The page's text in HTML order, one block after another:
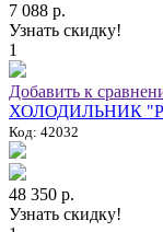
7 088 р.
Узнать скидку!
1
Добавить к
ХОЛОДИЛЬНИК
Код: 42032
48 350 р.
Узнать скидку!